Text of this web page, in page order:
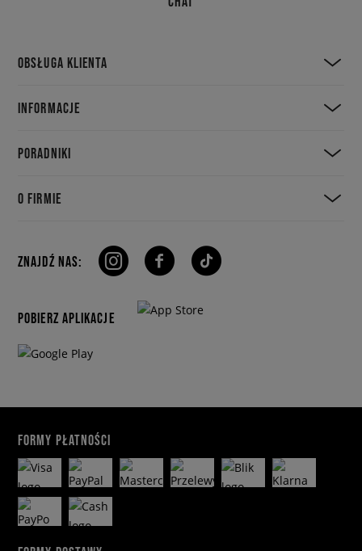
OBSŁUGA KLIENTA
INFORMACJE
PORADNIKI
O FIRMIE
ZNAJDŹ NAS:
POBIERZ APLIKACJE
FORMY PŁATNOŚCI